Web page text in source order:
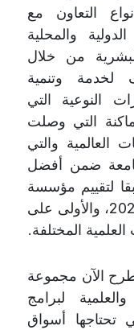
التعاون مع
والمحلية
من خلال
لخدمة وتنمية
النوعية التي
التي وصلت
العالمية والتي
ضمن أفضل
لتقييم مؤسسة
التايمز للتعليم العالي الدولية لعام 2022، والأولى على
المختلفة.
الآن مجموعة
لبرامج
تحتاجها أسواق